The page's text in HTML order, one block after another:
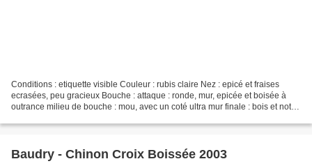
Conditions : etiquette visible Couleur : rubis claire Nez : epicé et fraises
ecrasées, peu gracieux Bouche : attaque : ronde, mur, epicée et boisée à
outrance milieu de bouche : mou, avec un coté ultra mur finale : bois et notes
Baudry - Chinon Croix Boissée 2003